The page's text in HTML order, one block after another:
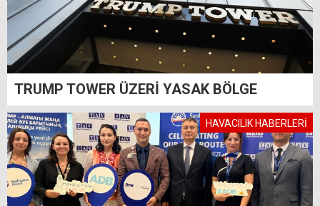
TRUMP TOWER ÜZERİ YASAK BÖLGE
HAVACILIK HABERLERİ